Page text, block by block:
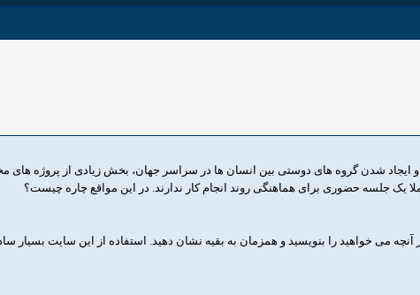
و ایجاد شدن گروه های دوستی بین انسان ها در سراسر جهان، بخش زیادی از پروژه
یک جلسه حضوری برای هماهنگی روند انجام کار ندارند. در این مواقع چاره چیست؟
می خواهید را بنویسید و همزمان به بقیه نشان دهید. استفاده از این سایت بسیار